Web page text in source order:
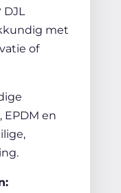
DJL
met
of
EPDM en